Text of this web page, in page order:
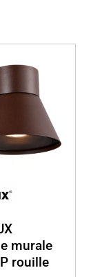
murale
rouille